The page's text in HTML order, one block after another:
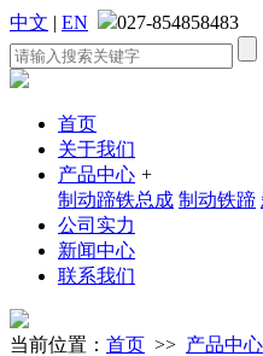
中文 | EN 027-854858483
首页
关于我们
产品中心 +
制动蹄铁总成 制动铁蹄
公司实力
新闻中心
联系我们
当前位置： 首页 >> 产品中心